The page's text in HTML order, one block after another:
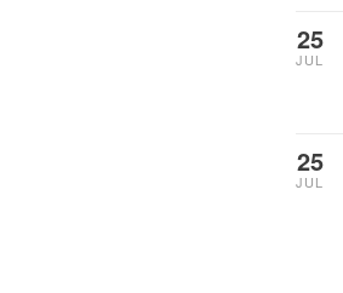
25
JUL
25
JUL